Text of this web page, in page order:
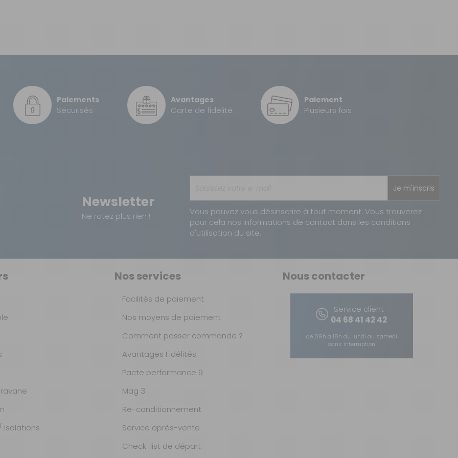
260 cm
Fixe partiel
Intérieure
Oui
Oui
Oui
Oui
Rideaux
Paiements
Sécurisés
Avantages
Carte de fidélité
Paiement
Plusieurs fois
Newsletter
Ne ratez plus rien !
Je m'inscris
Vous pouvez vous désinscrire à tout moment. Vous trouverez
pour cela nos informations de contact dans les conditions
d'utilisation du site.
Isolations
Nos services
Facilités de paiement
Nos moyens de paiement
Comment passer commande ?
Avantages Fidélités
Pacte performance 9
Mag 3
Re-conditionnement
Service après-vente
Check-list de départ
Nous contacter
Service client
04 68 41 42 42
de 09h à 18h du lundi au samedi
sans interruption